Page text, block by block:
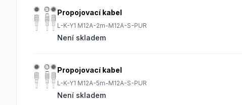
Propojovací kabel
L-K-Y1 M12A-2m-M12A-S-PUR
Není skladem
Propojovací kabel
L-K-Y1 M12A-5m-M12A-S-PUR
Není skladem